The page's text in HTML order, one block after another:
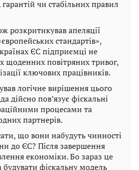
чи стабільних правил
розкритикував апеляції
стандартів»,
ЄС підприємці не
щоденних повітряних тривог,
ключових працівників.
логічне вирішення цього
дійсно пов’язує фіскальні
процесами та
партнерів.
що вони набудуть чинності
до ЄС? Після завершення
економіки. Бо зараз це
будувати фіскальну модель